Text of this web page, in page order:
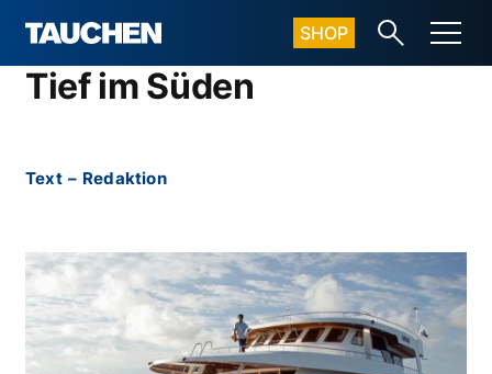
SHOP
Tief im Süden
Text – Redaktion